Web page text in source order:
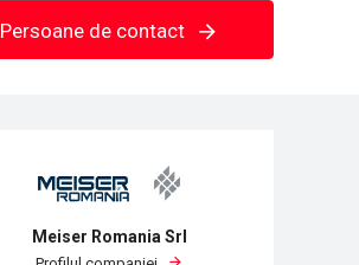
Persoane de contact
Meiser Romania Srl